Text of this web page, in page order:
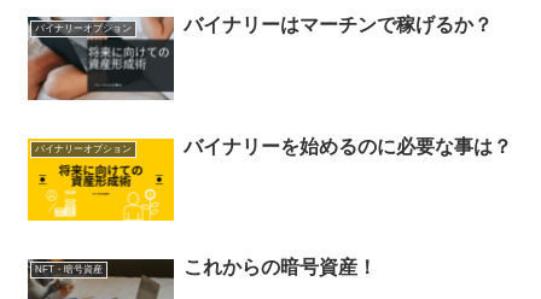
バイナリーオプション バイナリーはマーチンで稼げるか？
バイナリーオプション バイナリーを始めるのに必要な事は？
NFT・暗号資産 これからの暗号資産！